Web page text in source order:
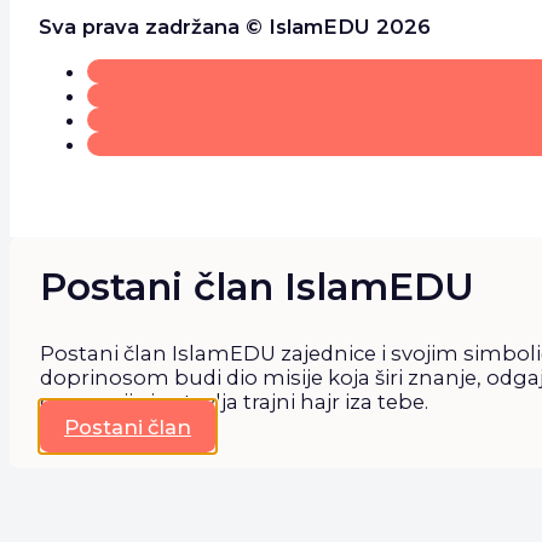
Sva prava zadržana © IslamEDU 2026
Postani član IslamEDU
Postani član IslamEDU zajednice i svojim
doprinosom budi dio misije koja širi znanje,
generacije i ostavlja trajni hajr iza tebe.
Postani član